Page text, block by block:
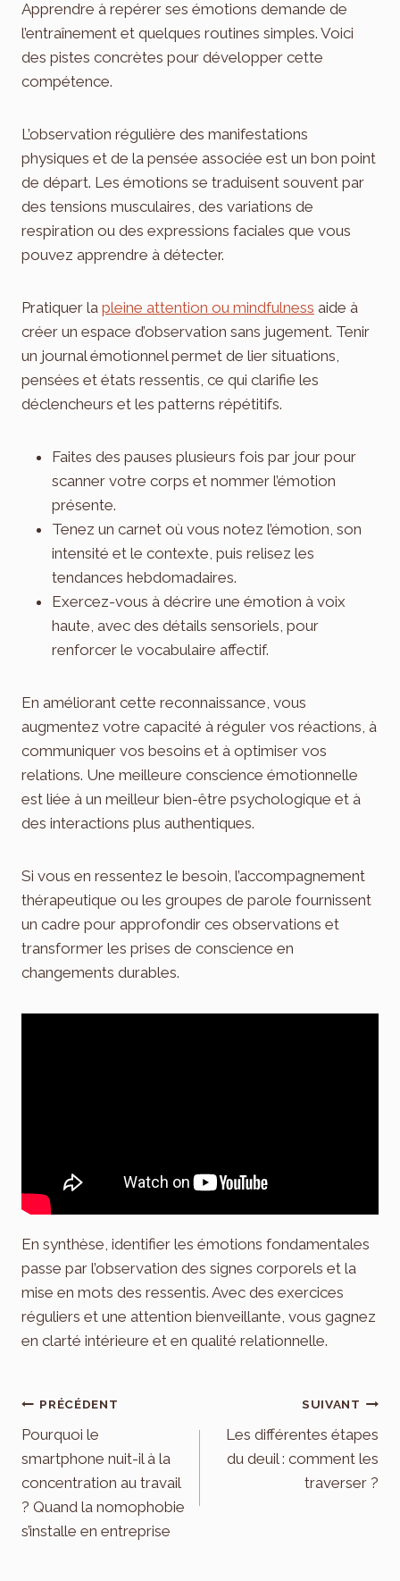
Apprendre à repérer ses émotions demande de
l’entraînement et quelques routines simples. Voici
des pistes concrètes pour développer cette
compétence.
L’observation régulière des manifestations
physiques et de la pensée associée est un bon point
de départ. Les émotions se traduisent souvent par
des tensions musculaires, des variations de
respiration ou des expressions faciales que vous
pouvez apprendre à détecter.
Pratiquer la pleine attention ou mindfulness aide à
créer un espace d’observation sans jugement. Tenir
un journal émotionnel permet de lier situations,
pensées et états ressentis, ce qui clarifie les
déclencheurs et les patterns répétitifs.
Faites des pauses plusieurs fois par jour pour
scanner votre corps et nommer l’émotion
présente.
Tenez un carnet où vous notez l’émotion, son
intensité et le contexte, puis relisez les
tendances hebdomadaires.
Exercez-vous à décrire une émotion à voix
haute, avec des détails sensoriels, pour
renforcer le vocabulaire affectif.
En améliorant cette reconnaissance, vous
augmentez votre capacité à réguler vos réactions, à
communiquer vos besoins et à optimiser vos
relations. Une meilleure conscience émotionnelle
est liée à un meilleur bien-être psychologique et à
des interactions plus authentiques.
Si vous en ressentez le besoin, l’accompagnement
thérapeutique ou les groupes de parole fournissent
un cadre pour approfondir ces observations et
transformer les prises de conscience en
changements durables.
En synthèse, identifier les émotions fondamentales
passe par l’observation des signes corporels et la
mise en mots des ressentis. Avec des exercices
réguliers et une attention bienveillante, vous gagnez
en clarté intérieure et en qualité relationnelle.
Navigation
de
l’article
PRÉCÉDENT
Pourquoi le
smartphone nuit-il à la
concentration au travail
? Quand la nomophobie
s’installe en entreprise
SUIVANT
Les différentes étapes
du deuil : comment les
traverser ?